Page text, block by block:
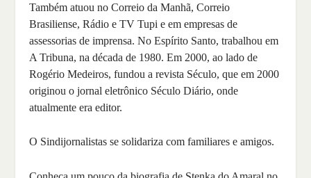
Também atuou no Correio da Manhã, Correio
Brasiliense, Rádio e TV Tupi e em empresas de
assessorias de imprensa. No Espírito Santo, trabalhou em
A Tribuna, na década de 1980. Em 2000, ao lado de
Rogério Medeiros, fundou a revista Século, que em 2000
originou o jornal eletrônico Século Diário, onde
atualmente era editor.
O Sindijornalistas se solidariza com familiares e amigos.